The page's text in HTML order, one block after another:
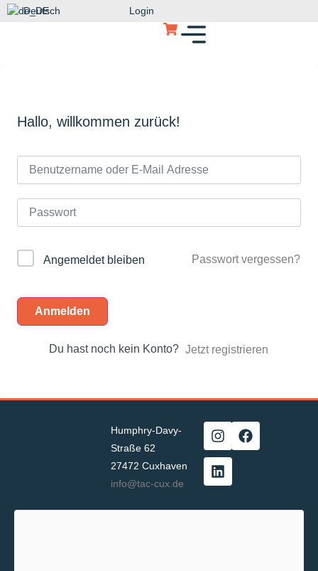
Deutsch Login
Hallo, willkommen zurück!
Angemeldet bleiben Passwort vergessen?
Anmelden
Du hast noch kein Konto? Jetzt registrieren
Humphry-Davy-
Straße 62
27472 Cuxhaven
info@tac-cux.de